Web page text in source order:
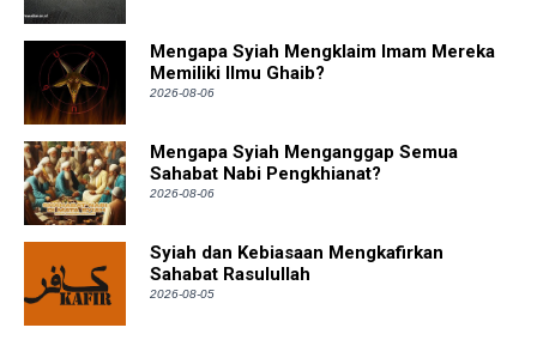
Mengapa Syiah Mengklaim Imam Mereka
Memiliki Ilmu Ghaib?
2026-08-06
Mengapa Syiah Menganggap Semua
Sahabat Nabi Pengkhianat?
2026-08-06
Syiah dan Kebiasaan Mengkafirkan
Sahabat Rasulullah
2026-08-05